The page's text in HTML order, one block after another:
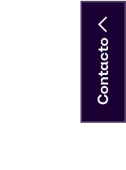
Contacto